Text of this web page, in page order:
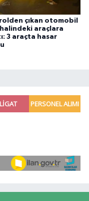
çıkan otomobil
araçlara
3 araçta hasar